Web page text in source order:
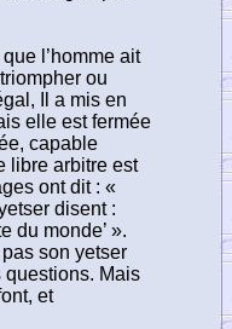
l’homme ait
ou
Il a mis en
elle est fermée
capable
libre arbitre est
ont dit : «
disent :
du monde’ ».
son yetser
questions. Mais
et